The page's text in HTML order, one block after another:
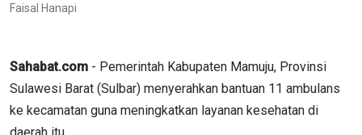
Faisal Hanapi
Sahabat.com - Pemerintah Kabupaten Mamuju, Provinsi
Sulawesi Barat (Sulbar) menyerahkan bantuan 11 ambulans
ke kecamatan guna meningkatkan layanan kesehatan di